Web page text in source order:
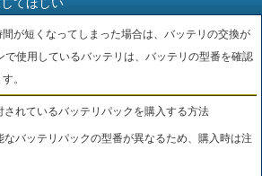
てほしい
が短くなってしまった場合は、バッテリの交換が
で使用しているバッテリは、バッテリの型番を確認
。
されているバッテリパックを購入する方法
バッテリパックの型番が異なるため、購入時は注